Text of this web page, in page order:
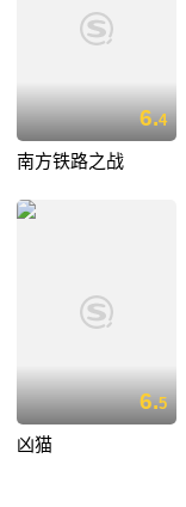
6.4
南方铁路之战
6.5
凶猫